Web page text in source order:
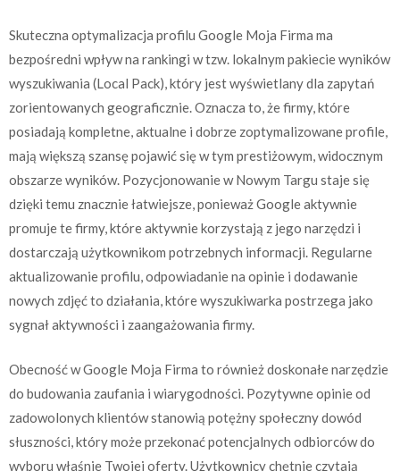
Skuteczna optymalizacja profilu Google Moja Firma ma
bezpośredni wpływ na rankingi w tzw. lokalnym pakiecie wyników
wyszukiwania (Local Pack), który jest wyświetlany dla zapytań
zorientowanych geograficznie. Oznacza to, że firmy, które
posiadają kompletne, aktualne i dobrze zoptymalizowane profile,
mają większą szansę pojawić się w tym prestiżowym, widocznym
obszarze wyników. Pozycjonowanie w Nowym Targu staje się
dzięki temu znacznie łatwiejsze, ponieważ Google aktywnie
promuje te firmy, które aktywnie korzystają z jego narzędzi i
dostarczają użytkownikom potrzebnych informacji. Regularne
aktualizowanie profilu, odpowiadanie na opinie i dodawanie
nowych zdjęć to działania, które wyszukiwarka postrzega jako
sygnał aktywności i zaangażowania firmy.
Obecność w Google Moja Firma to również doskonałe narzędzie
do budowania zaufania i wiarygodności. Pozytywne opinie od
zadowolonych klientów stanowią potężny społeczny dowód
słuszności, który może przekonać potencjalnych odbiorców do
wyboru właśnie Twojej oferty. Użytkownicy chętnie czytają